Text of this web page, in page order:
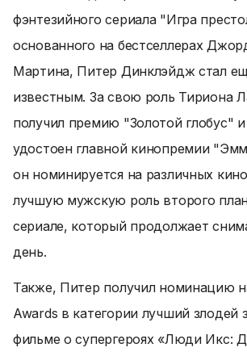
фэнтезийного сериала "Игра
основанного на бестселлерах
Мартина, Питер Динклэйдж стал
известным. За свою роль Тириона
получил премию "Золотой глобус"
удостоен главной кинопремии
он номинируется на различных
лучшую мужскую роль второго
сериале, который продолжает
день.
Также, Питер получил номинацию
Awards в категории лучший злодей
фильме о супергероях «Люди Икс: